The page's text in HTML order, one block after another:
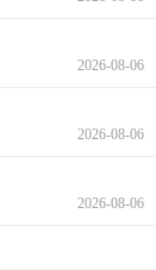
2026-08-06
2026-08-06
2026-08-06